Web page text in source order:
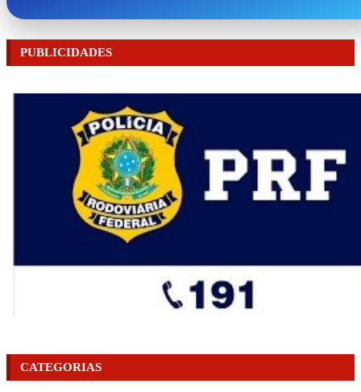
PUBLICIDADES
CATEGORIAS